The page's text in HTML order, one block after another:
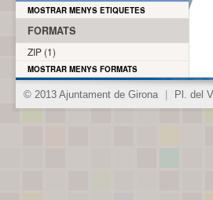
MOSTRAR MENYS ETIQUETES
FORMATS
ZIP (1)
MOSTRAR MENYS FORMATS
© 2013 Ajuntament de Girona Pl. del